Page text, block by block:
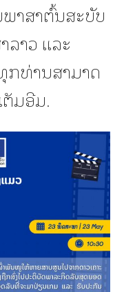
ພາສາຕົ້ນສະບັບ
ລາວ ແລະ
ກທ່ານສາມາດ
ຕັມອີມ.